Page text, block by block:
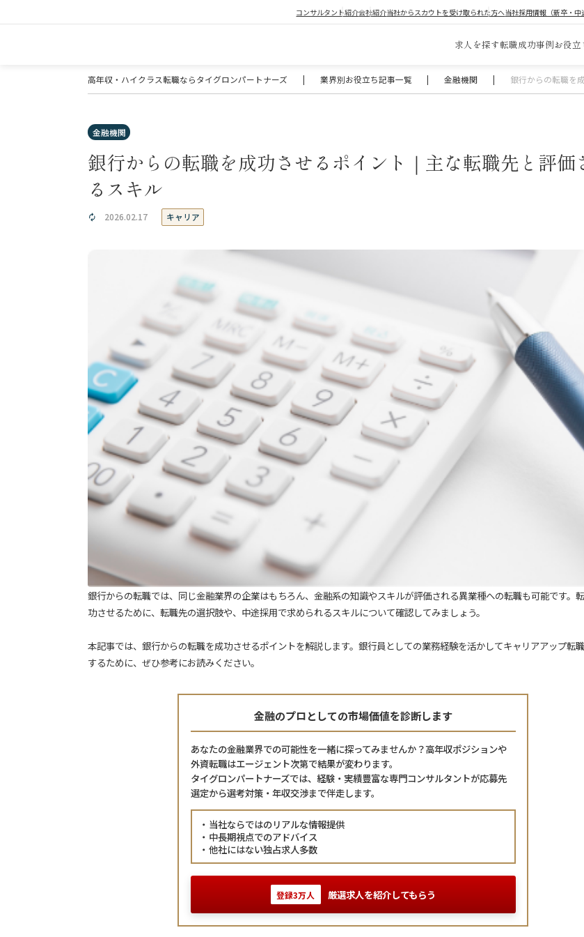
コンサルタント紹介会社紹介当社からスカウトを受け取られた方へ当社採用情報（新卒・中
求人を探す転職成功事例お役立
高年収・ハイクラス転職ならタイグロンパートナーズ | 業界別お役立ち記事一覧 | 金融機関 | 銀行からの転職を
金融機関
銀行からの転職を成功させるポイント｜主な転職先と評価
るスキル
2026.02.17 キャリア
銀行からの転職では、同じ金融業界の企業はもちろん、金融系の知識やスキルが評価される異業種への転職も可能です。
功させるために、転職先の選択肢や、中途採用で求められるスキルについて確認してみましょう。
本記事では、銀行からの転職を成功させるポイントを解説します。銀行員としての業務経験を活かしてキャリアアップ転
するために、ぜひ参考にお読みください。
金融のプロとしての市場価値を診断します
あなたの金融業界での可能性を一緒に探ってみませんか？高年収ポジションや
外資転職はエージェント次第で結果が変わります。
タイグロンパートナーズでは、経験・実績豊富な専門コンサルタントが応募先
選定から選考対策・年収交渉まで伴走します。
当社ならではのリアルな情報提供
中長期視点でのアドバイス
他社にはない独占求人多数
登録3万人 厳選求人を紹介してもらう